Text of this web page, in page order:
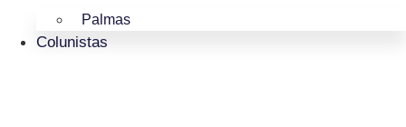
Palmas
Colunistas